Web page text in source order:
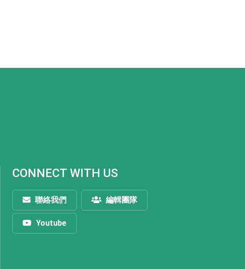
CONNECT WITH US
聯絡我們 編輯團隊
Youtube